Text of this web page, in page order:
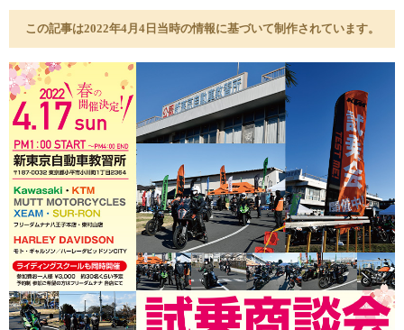
この記事は2022年4月4日当時の情報に基づいて制作されています。